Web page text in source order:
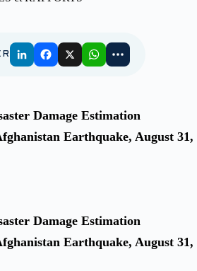
Damage Estimation
Earthquake, August 31,
Damage Estimation
Earthquake, August 31,